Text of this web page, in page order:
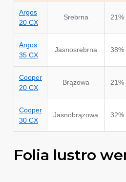
Argos
20 CX
Srebrna 21%
Argos
35 CX
Jasnosrebrna 38%
Cooper
20 CX
Brązowa 21%
Cooper
30 CX
Jasnobrązowa 32%
Folia lustro